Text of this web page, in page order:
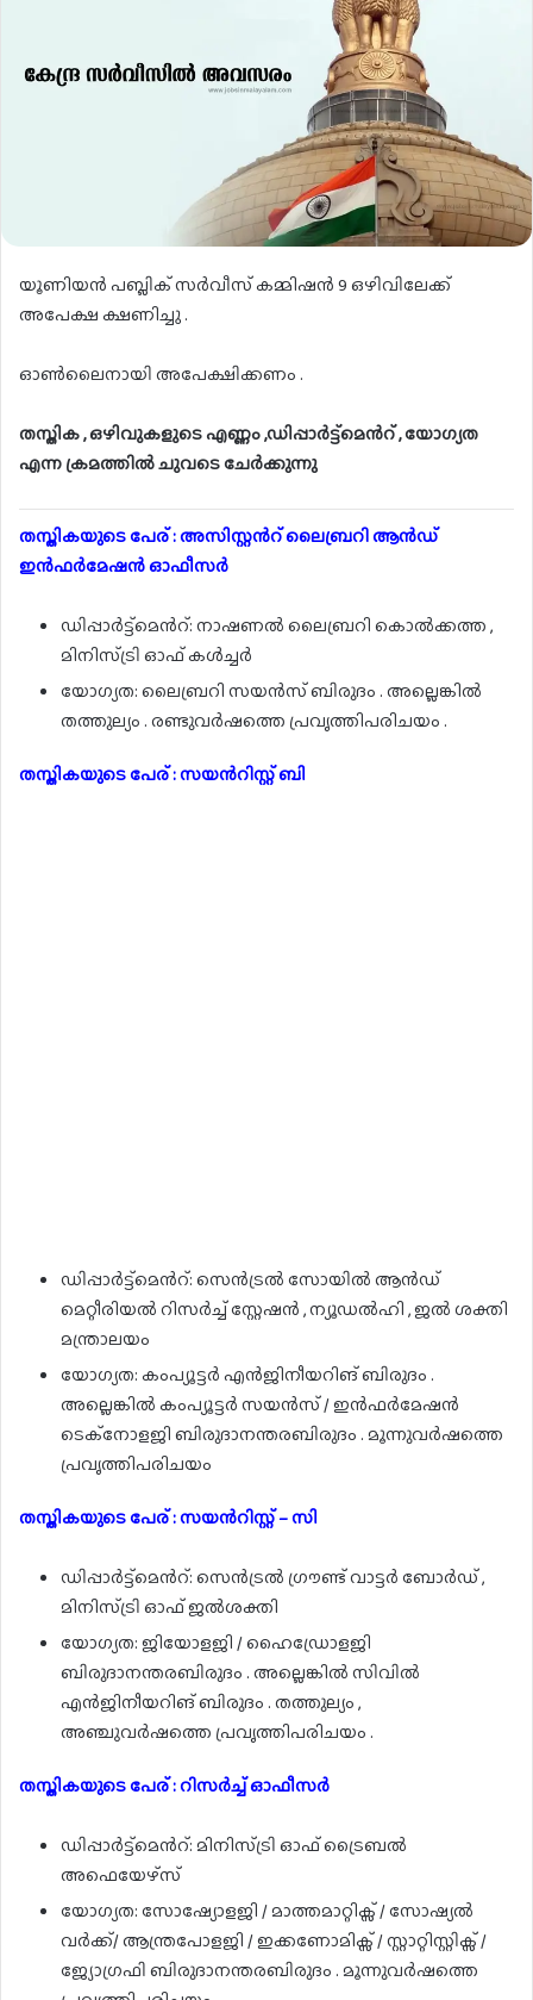
യൂണിയൻ പബ്ലിക് സർവീസ് കമ്മിഷൻ 9 ഒഴിവിലേക്ക്
അപേക്ഷ ക്ഷണിച്ചു .
ഓൺലൈനായി അപേക്ഷിക്കണം .
തസ്തിക , ഒഴിവുകളുടെ എണ്ണം ,ഡിപ്പാർട്ട്മെൻറ് , യോഗ്യത
എന്ന ക്രമത്തിൽ ചുവടെ ചേർക്കുന്നു
തസ്തികയുടെ പേര് : അസിസ്റ്റൻറ് ലൈബ്രറി ആൻഡ്
ഇൻഫർമേഷൻ ഓഫീസർ
ഡിപ്പാർട്ട്മെൻറ്: നാഷണൽ ലൈബ്രറി കൊൽക്കത്ത ,
മിനിസ്ട്രി ഓഫ് കൾച്ചർ
യോഗ്യത: ലൈബ്രറി സയൻസ് ബിരുദം . അല്ലെങ്കിൽ
തത്തുല്യം . രണ്ടുവർഷത്തെ പ്രവൃത്തിപരിചയം .
തസ്തികയുടെ പേര് : സയൻറിസ്റ്റ് ബി
ഡിപ്പാർട്ട്മെൻറ്: സെൻട്രൽ സോയിൽ ആൻഡ്
മെറ്റീരിയൽ റിസർച്ച് സ്റ്റേഷൻ , ന്യൂഡൽഹി , ജൽ ശക്തി
മന്ത്രാലയം
യോഗ്യത: കംപ്യൂട്ടർ എൻജിനീയറിങ് ബിരുദം .
അല്ലെങ്കിൽ കംപ്യൂട്ടർ സയൻസ് / ഇൻഫർമേഷൻ
ടെക്നോളജി ബിരുദാനന്തരബിരുദം . മൂന്നുവർഷത്തെ
പ്രവൃത്തിപരിചയം
തസ്തികയുടെ പേര് : സയൻറിസ്റ്റ് – സി
ഡിപ്പാർട്ട്മെൻറ്: സെൻട്രൽ ഗ്രൗണ്ട് വാട്ടർ ബോർഡ് ,
മിനിസ്ട്രി ഓഫ് ജൽശക്തി
യോഗ്യത: ജിയോളജി / ഹൈഡ്രോളജി
ബിരുദാനന്തരബിരുദം . അല്ലെങ്കിൽ സിവിൽ
എൻജിനീയറിങ് ബിരുദം . തത്തുല്യം ,
അഞ്ചുവർഷത്തെ പ്രവൃത്തിപരിചയം .
തസ്തികയുടെ പേര് : റിസർച്ച് ഓഫീസർ
ഡിപ്പാർട്ട്മെൻറ്: മിനിസ്ട്രി ഓഫ് ട്രൈബൽ
അഫെയേഴ്സ്
യോഗ്യത: സോഷ്യോളജി / മാത്തമാറ്റിക്സ് / സോഷ്യൽ
വർക്ക്/ ആന്ത്രപോളജി / ഇക്കണോമിക്സ് / സ്റ്റാറ്റിസ്റ്റിക്സ് /
ജ്യോഗ്രഫി ബിരുദാനന്തരബിരുദം . മൂന്നുവർഷത്തെ